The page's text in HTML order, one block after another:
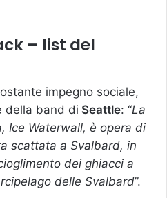
– list del
impegno sociale,
della band di Seattle: “La
Ice Waterwall, è opera di
scattata a Svalbard, in
dei ghiacci a
delle Svalbard”.